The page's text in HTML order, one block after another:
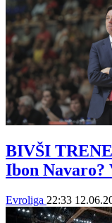
BIVŠI
Ibon Navaro?
Evroliga 22:33